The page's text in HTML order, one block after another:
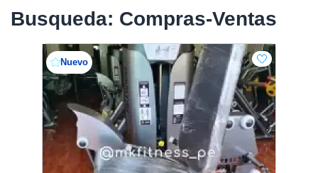
Busqueda: Compras-Ventas
Nuevo